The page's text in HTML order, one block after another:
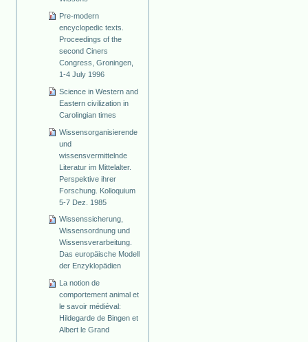
Pre-modern
encyclopedic texts.
Proceedings of the
second Ciners
Congress, Groningen,
1-4 July 1996
Science in Western and
Eastern civilization in
Carolingian times
Wissensorganisierende
und
wissensvermittelnde
Literatur im Mittelalter.
Perspektive ihrer
Forschung. Kolloquium
5-7 Dez. 1985
Wissenssicherung,
Wissensordnung und
Wissensverarbeitung.
Das europäische Modell
der Enzyklopädien
La notion de
comportement animal et
le savoir médiéval:
Hildegarde de Bingen et
Albert le Grand